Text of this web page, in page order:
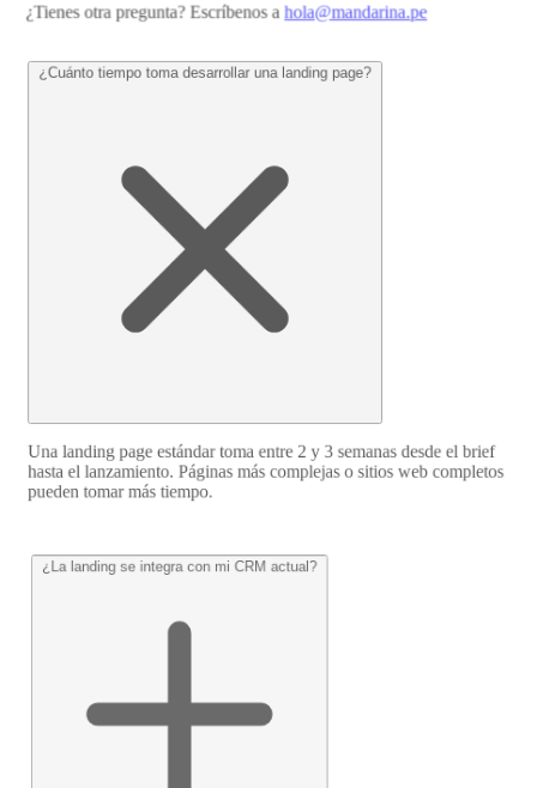
¿Tienes otra pregunta? Escríbenos ahola@mandarina.pe
¿Cuánto tiempo toma desarrollar una landing page?
Una landing page estándar toma entre 2 y 3 semanas desde el brief
hasta el lanzamiento. Páginas más complejas o sitios web completos
pueden tomar más tiempo.
¿La landing se integra con mi CRM actual?